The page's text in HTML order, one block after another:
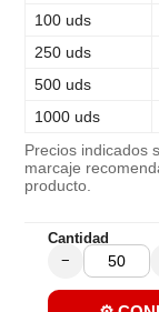
100 uds
250 uds
500 uds
1000 uds
Precios indicados
marcaje
producto.
Cantidad
−